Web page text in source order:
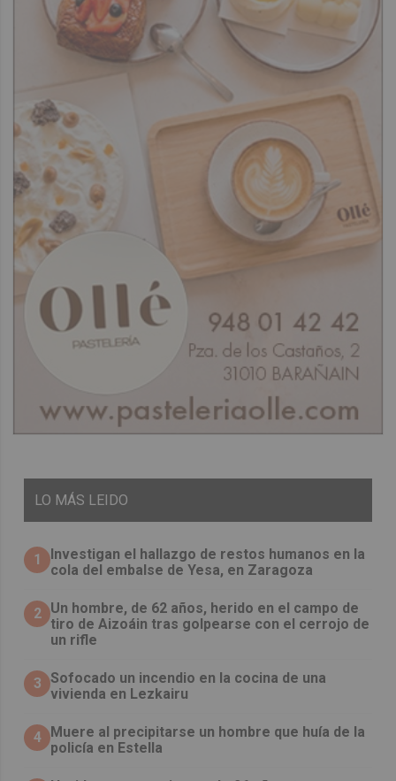
LO MÁS LEIDO
1
Investigan el hallazgo de restos humanos en la
cola del embalse de Yesa, en Zaragoza
2 Un hombre, de 62 años, herido en el campo de
tiro de Aizoáin tras golpearse con el cerrojo de
un rifle
3 Sofocado un incendio en la cocina de una
vivienda en Lezkairu
4 Muere al precipitarse un hombre que huía de la
policía en Estella